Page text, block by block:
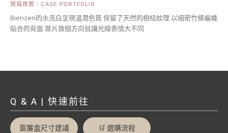
開箱推薦｜CASE PORTFOLIO
Bienzen的水洗白呈現溫潤色質 保留了天然的樹結紋理 以細密竹條編織
貼合的背面 葉片換個方向就讓光線表情大不同
Q & A | 快速前往
窗簾盒尺寸建議 🛒 選購流程